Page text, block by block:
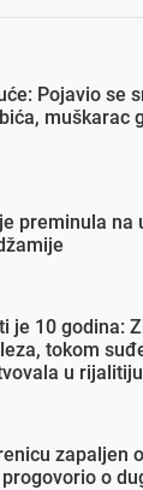
Pojavio se
muškarac
preminula na
je 10 godina:
tokom
u rijalitiju
zapaljen
o